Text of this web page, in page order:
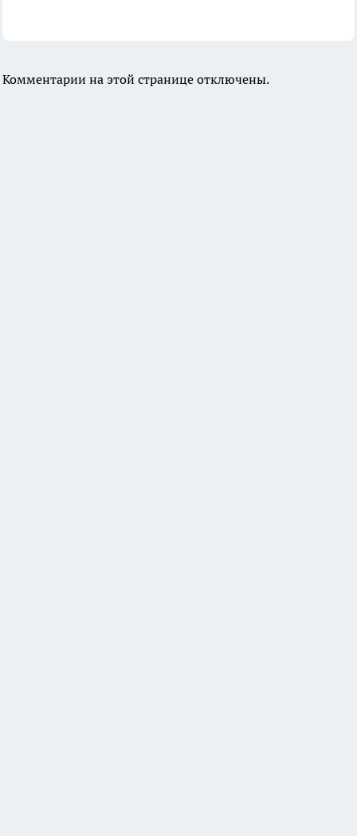
Комментарии на этой странице отключены.